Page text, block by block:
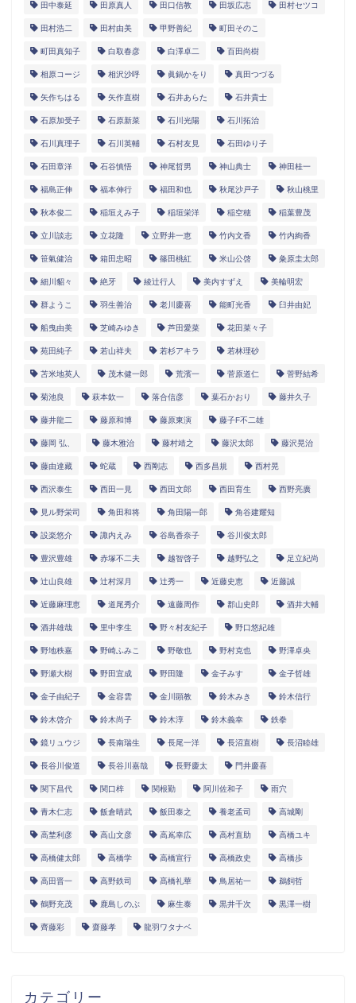
田中泰延 田原真人 田口信教 田坂広志 田村セツコ
田村浩二 田村由美 甲野善紀 町田そのこ
町田真知子 白取春彦 白澤卓二 百田尚樹
相原コージ 相沢沙呼 眞鍋かをり 真田つづる
矢作ちはる 矢作直樹 石井あらた 石井貴士
石原加受子 石原新菜 石川光陽 石川拓治
石川真理子 石川英輔 石村友見 石田ゆり子
石田章洋 石谷慎悟 神尾哲男 神山典士 神田桂一
福島正伸 福本伸行 福田和也 秋尾沙戸子 秋山桃里
秋本俊二 稲垣えみ子 稲垣栄洋 稲空穂 稲葉豊茂
立川談志 立花隆 立野井一恵 竹内文香 竹内絢香
笹氣健治 箱田忠昭 篠田桃紅 米山公啓 粂原圭太郎
細川貂々 絶牙 綾辻行人 美内すずえ 美輪明宏
群ようこ 羽生善治 老川慶喜 能町光香 臼井由妃
船曳由美 芝崎みゆき 芦田愛菜 花田菜々子
苑田純子 若山祥夫 若杉アキラ 若林理砂
苫米地英人 茂木健一郎 荒濱一 菅原道仁 菅野結希
菊池良 萩本欽一 落合信彦 葉石かおり 藤井久子
藤井龍二 藤原和博 藤原東演 藤子F不二雄
藤岡 弘、 藤木雅治 藤村靖之 藤沢太郎 藤沢晃治
藤由達藏 蛇蔵 西剛志 西多昌規 西村晃
西沢泰生 西田一見 西田文郎 西田育生 西野亮廣
見ル野栄司 角田和将 角田陽一郎 角谷建耀知
設楽悠介 諏内えみ 谷島香奈子 谷川俊太郎
豊沢豊雄 赤塚不二夫 越智啓子 越野弘之 足立紀尚
辻山良雄 辻村深月 辻秀一 近藤史恵 近藤誠
近藤麻理恵 道尾秀介 遠藤周作 郡山史郎 酒井大輔
酒井雄哉 里中李生 野々村友紀子 野口悠紀雄
野地秩嘉 野崎ふみこ 野敬也 野村克也 野澤卓央
野瀬大樹 野田宜成 野田隆 金子みすゞ 金子哲雄
金子由紀子 金容雲 金川顕教 鈴木みき 鈴木信行
鈴木啓介 鈴木尚子 鈴木淳 鈴木義幸 鉄拳
鏡リュウジ 長南瑞生 長尾一洋 長沼直樹 長沼睦雄
長谷川俊道 長谷川嘉哉 長野慶太 門井慶喜
関下昌代 関口梓 関根勤 阿川佐和子 雨穴
青木仁志 飯倉晴武 飯田泰之 養老孟司 高城剛
高埜利彦 高山文彦 高嶌幸広 高村直助 高橋ユキ
高橋健太郎 高橋学 高橋宣行 高橋政史 高橋歩
高田晋一 高野鉄司 髙橋礼華 鳥居祐一 鵜飼哲
鶴野充茂 鹿島しのぶ 麻生泰 黒井千次 黒澤一樹
齊藤彩 齋藤孝 龍羽ワタナベ
カテゴリー